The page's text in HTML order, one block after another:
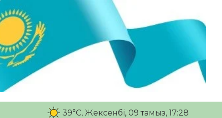
39°C, Жексенбі, 09 тамыз, 17:28